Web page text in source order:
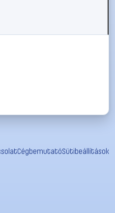
CégbemutatóSütibeállítások